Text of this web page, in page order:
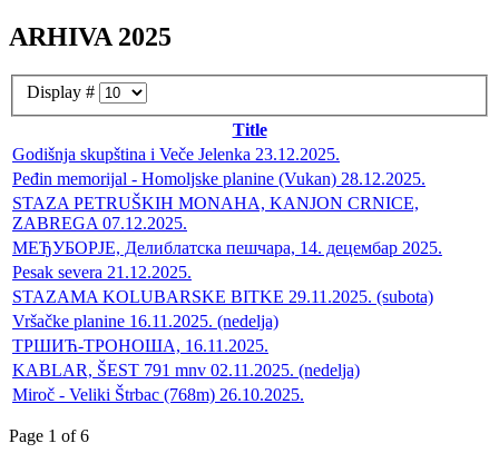
ARHIVA 2025
Display #
Title
Godišnja skupština i Veče Jelenka 23.12.2025.
Peđin memorijal - Homoljske planine (Vukan) 28.12.2025.
STAZA PETRUŠKIH MONAHA, KANJON CRNICE,
ZABREGA 07.12.2025.
МЕЂУБОРЈЕ, Делиблатска пешчара, 14. децембар 2025.
Pesak severa 21.12.2025.
STAZAMA KOLUBARSKE BITKE 29.11.2025. (subota)
Vršačke planine 16.11.2025. (nedelja)
ТРШИЋ-ТРОНОША, 16.11.2025.
KABLAR, ŠEST 791 mnv 02.11.2025. (nedelja)
Miroč - Veliki Štrbac (768m) 26.10.2025.
Page 1 of 6